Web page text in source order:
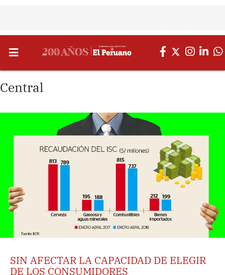
Central
SIN AFECTAR LA CAPACIDAD DE ELEGIR
DE LOS CONSUMIDORES